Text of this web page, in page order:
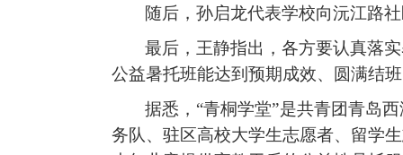
随后，孙启龙代表学校向沅江路
最后， 王静指出，各方要认真落
公益暑托班能达到预期成效、圆满结
据悉， “青桐学堂”是共青团青岛
务队、驻区高校大学生志愿者、留学